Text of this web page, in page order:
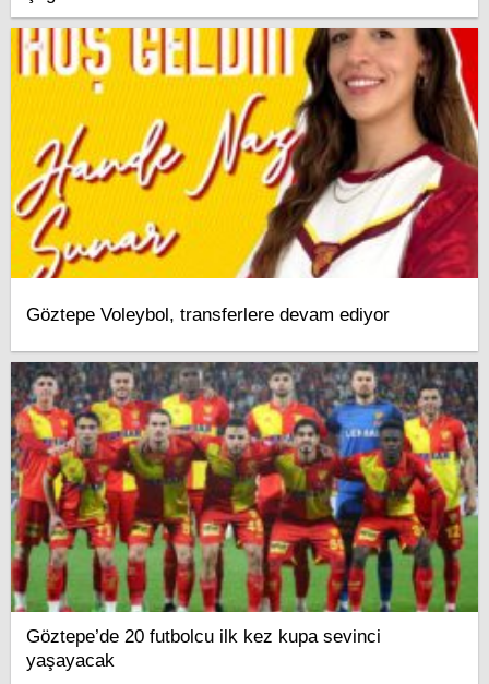
Göztepe Voleybol, transferlere devam ediyor
Göztepe’de 20 futbolcu ilk kez kupa sevinci
yaşayacak